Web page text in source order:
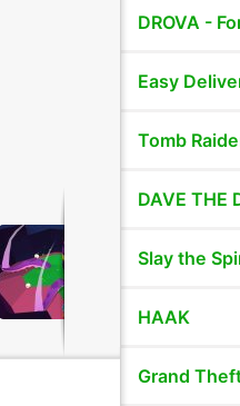
DROVA -
Easy
Tomb
DAVE THE
Slay the
HAAK